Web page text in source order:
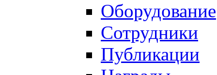
Оборудование
Сотрудники
Публикации